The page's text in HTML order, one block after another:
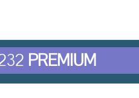
PREMIUM